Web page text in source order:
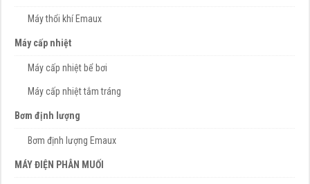
Máy thổi khí Emaux
Máy cấp nhiệt
Máy cấp nhiệt bể bơi
Máy cấp nhiệt tắm tráng
Bơm định lượng
Bơm định lượng Emaux
MÁY ĐIỆN PHÂN MUỐI